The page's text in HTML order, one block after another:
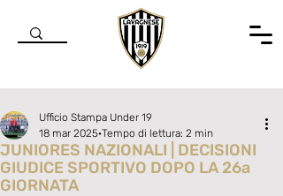
JUNIORES NAZIONALI | DECISIONI
GIUDICE SPORTIVO DOPO LA 26a
GIORNATA
Ufficio Stampa Under 19
18 mar 2025 Tempo di lettura: 2 min